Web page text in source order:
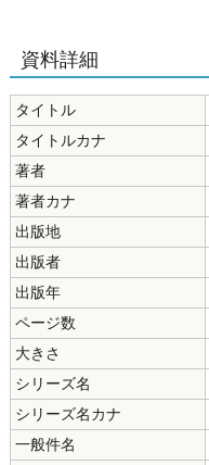
資料詳細
タイトル
タイトルカナ
著者
著者カナ
出版地
出版者
出版年
ページ数
大きさ
シリーズ名
シリーズ名カナ
一般件名